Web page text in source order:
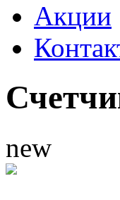
Акции
new